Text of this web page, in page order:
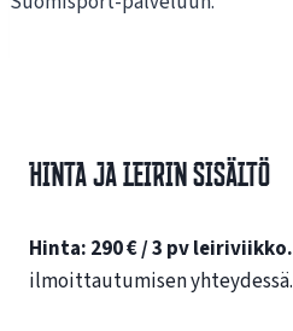
Hinta ja leirin sisältö
Hinta: 290 € / 3 pv leiriviikko.
ilmoittautumisen yhteydessä.